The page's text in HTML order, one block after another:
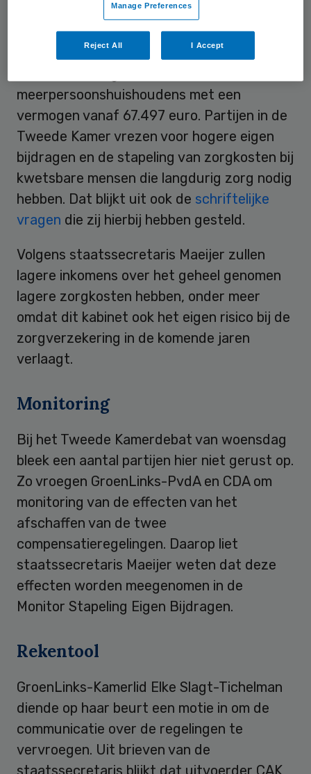
Het beëindigen van de CVO en de EVV heeft
gevolgen voor eenpersoonshuishoudens
meerpersoonshuishoudens met een
vermogen vanaf 67.497 euro. Partijen in de
Tweede Kamer vrezen voor hogere eigen
bijdragen en de stapeling van zorgkosten bij
kwetsbare mensen die langdurig zorg nodig
hebben. Dat blijkt uit ook de schriftelijke
vragen die zij hierbij hebben gesteld.
Volgens staatssecretaris Maeijer zullen
lagere inkomens over het geheel genomen
lagere zorgkosten hebben, onder meer
omdat dit kabinet ook het eigen risico bij de
zorgverzekering in de komende jaren
verlaagt.
Monitoring
Bij het Tweede Kamerdebat van woensdag
bleek een aantal partijen hier niet gerust op.
Zo vroegen GroenLinks-PvdA en CDA om
monitoring van de effecten van het
afschaffen van de twee
compensatieregelingen. Daarop liet
staatssecretaris Maeijer weten dat deze
effecten worden meegenomen in de
Monitor Stapeling Eigen Bijdragen.
Rekentool
GroenLinks-Kamerlid Elke Slagt-Tichelman
diende op haar beurt een motie in om de
communicatie over de regelingen te
vervroegen. Uit brieven van de
staatssecretaris blijkt dat uitvoerder CAK
Manage Preferences
Reject All I Accept